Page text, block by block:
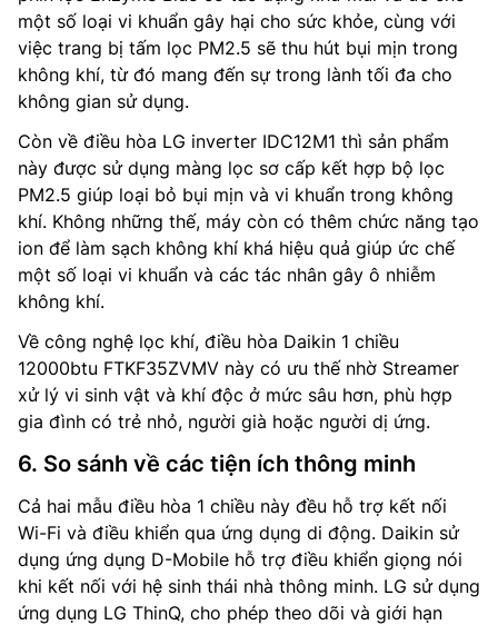
một số loại vi khuẩn gây hại cho sức khỏe, cùng với
việc trang bị tấm lọc PM2.5 sẽ thu hút bụi mịn trong
không khí, từ đó mang đến sự trong lành tối đa cho
không gian sử dụng.
Còn về điều hòa LG inverter IDC12M1 thì sản phẩm
này được sử dụng màng lọc sơ cấp kết hợp bộ lọc
PM2.5 giúp loại bỏ bụi mịn và vi khuẩn trong không
khí. Không những thế, máy còn có thêm chức năng tạo
ion để làm sạch không khí khá hiệu quả giúp ức chế
một số loại vi khuẩn và các tác nhân gây ô nhiễm
không khí.
Về công nghệ lọc khí, điều hòa Daikin 1 chiều
12000btu FTKF35ZVMV này có ưu thế nhờ Streamer
xử lý vi sinh vật và khí độc ở mức sâu hơn, phù hợp
gia đình có trẻ nhỏ, người già hoặc người dị ứng.
6. So sánh về các tiện ích thông minh
Cả hai mẫu điều hòa 1 chiều này đều hỗ trợ kết nối
Wi-Fi và điều khiển qua ứng dụng di động. Daikin sử
dụng ứng dụng D-Mobile hỗ trợ điều khiển giọng nói
khi kết nối với hệ sinh thái nhà thông minh. LG sử dụng
ứng dụng LG ThinQ, cho phép theo dõi và giới hạn